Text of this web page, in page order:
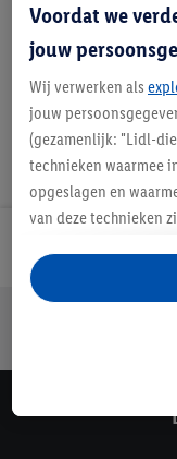
Voordat we
jouw
Wij verwerken als
jouw
(gezamenlijk: "Lidl-
technieken waarmee
opgeslagen en
van deze technieken
opslaan van
analyseren van
gepersonaliseerde
gegevens over jouw
Als je hier
van reclame en als je